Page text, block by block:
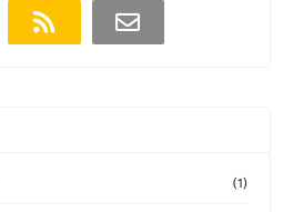
(1)